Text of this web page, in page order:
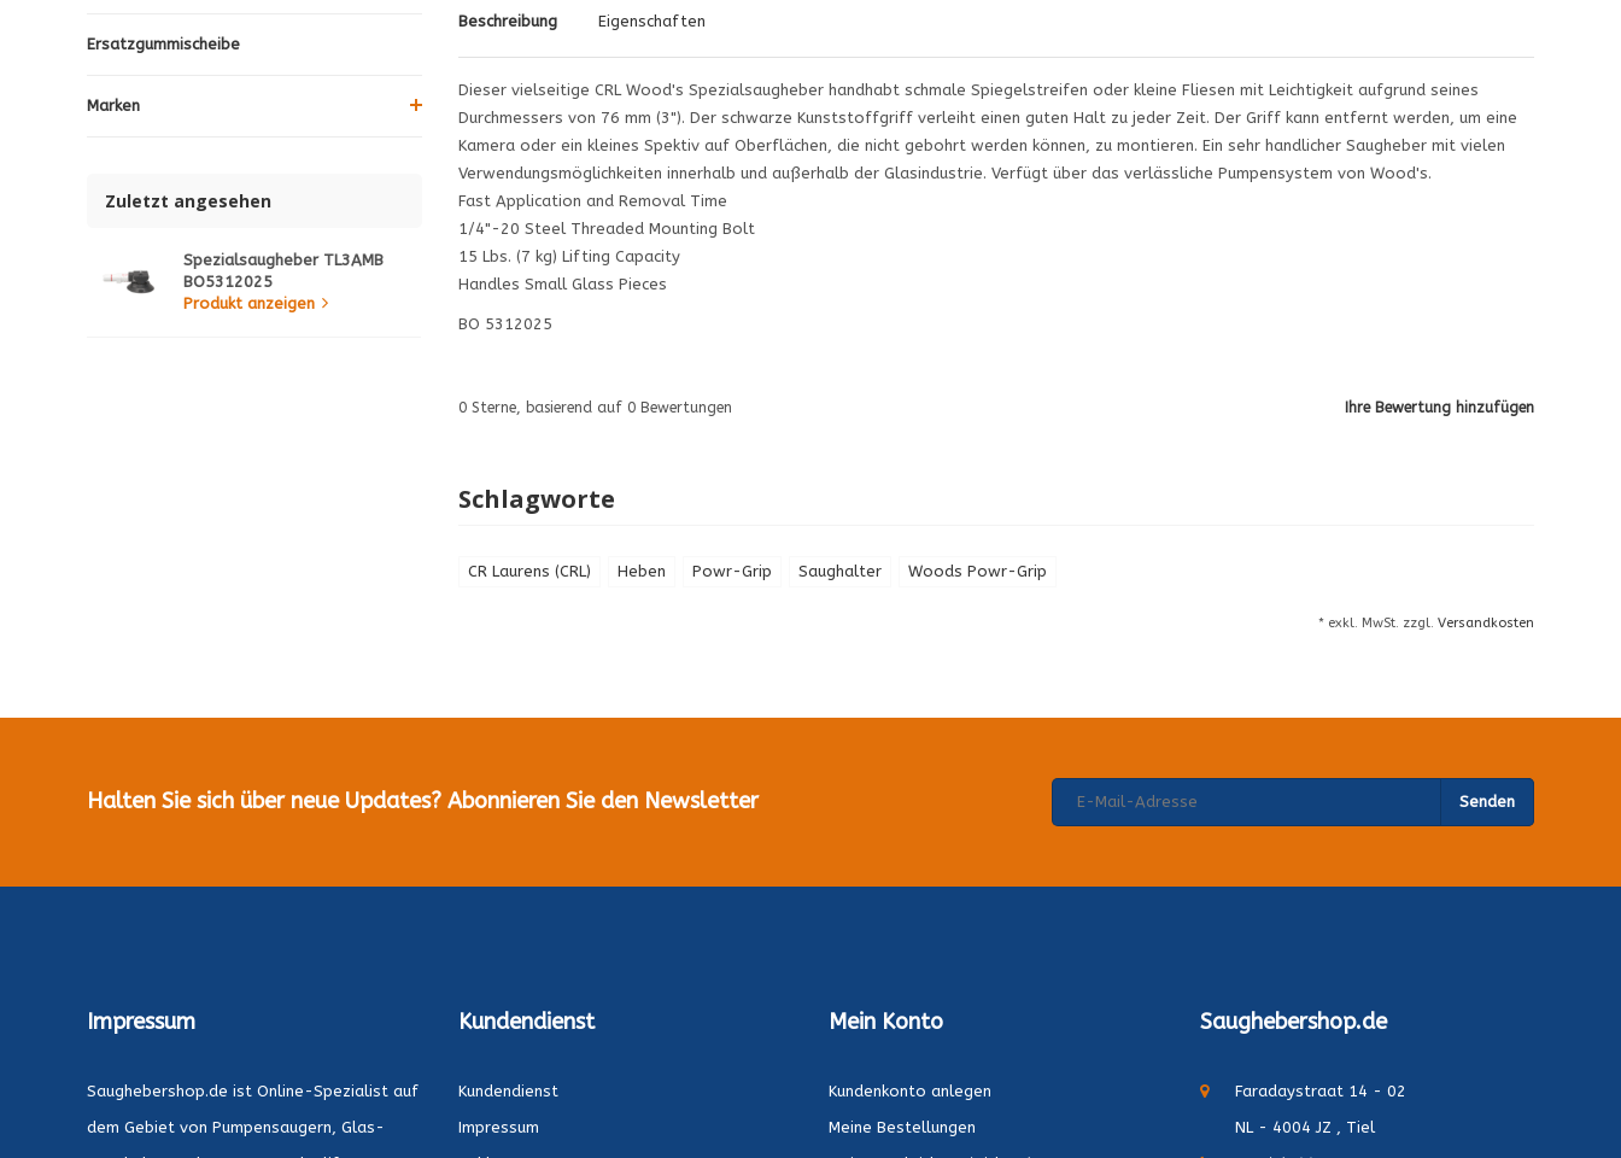
Ersatzgummischeibe
Marken
Zuletzt angesehen
Spezialsaugheber TL3AMB
BO5312025
Produkt anzeigen
Beschreibung Eigenschaften
Dieser vielseitige CRL Wood's Spezialsaugheber handhabt schmale Spiegelstreifen oder kleine Fliesen mit Leichtigkeit aufgrund seines
Durchmessers von 76 mm (3"). Der schwarze Kunststoffgriff verleiht einen guten Halt zu jeder Zeit. Der Griff kann entfernt werden, um eine
Kamera oder ein kleines Spektiv auf Oberflächen, die nicht gebohrt werden können, zu montieren. Ein sehr handlicher Saugheber mit vielen
Verwendungsmöglichkeiten innerhalb und außerhalb der Glasindustrie. Verfügt über das verlässliche Pumpensystem von Wood's.
Fast Application and Removal Time
1/4"-20 Steel Threaded Mounting Bolt
15 Lbs. (7 kg) Lifting Capacity
Handles Small Glass Pieces
BO 5312025
Ihre Bewertung hinzufügen
0Sterne, basierend auf 0Bewertungen
Schlagworte
CR Laurens (CRL) Heben Powr-Grip Saughalter Woods Powr-Grip
* exkl. MwSt. zzgl. Versandkosten
Halten Sie sich über neue Updates? Abonnieren Sie den Newsletter Senden
Impressum
Saughebershop.de ist Online-Spezialist auf
dem Gebiet von Pumpensaugern, Glas-
Kundendienst
Kundendienst
Impressum
Mein Konto
Kundenkonto anlegen
Meine Bestellungen
Saughebershop.de
Faradaystraat 14 - 02
NL - 4004 JZ , Tiel